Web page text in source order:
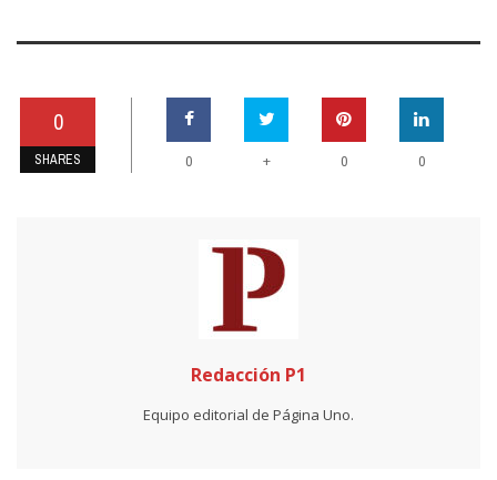
0
SHARES 0 + 0 0
Redacción P1
Equipo editorial de Página Uno.